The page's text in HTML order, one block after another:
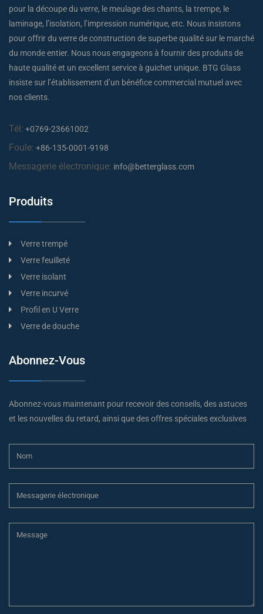
pour la découpe du verre, le meulage des chants, la trempe, le
laminage, l’isolation, l’impression numérique, etc. Nous insistons
pour offrir du verre de construction de superbe qualité sur le marché
du monde entier. Nous nous engageons à fournir des produits de
haute qualité et un excellent service à guichet unique. BTG Glass
insiste sur l’établissement d’un bénéfice commercial mutuel avec
nos clients.
Tél: +0769-23661002
Foule: +86-135-0001-9198
Messagerie électronique: info@betterglass.com
Produits
Verre trempé
Verre feuilleté
Verre isolant
Verre incurvé
Profil en U Verre
Verre de douche
Abonnez-Vous
Abonnez-vous maintenant pour recevoir des conseils, des astuces
et les nouvelles du retard, ainsi que des offres spéciales exclusives